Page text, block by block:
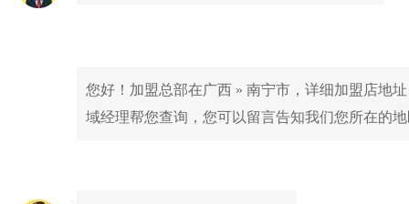
您好！加盟总部在广西 » 南宁市，详细加盟店地
域经理帮您查询，您可以留言告知我们您所在的